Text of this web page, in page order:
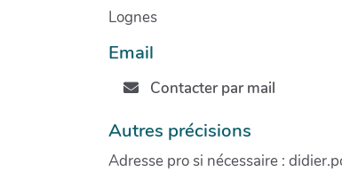
Lognes
Email
Contacter par mail
Autres précisions
Adresse pro si nécessaire :